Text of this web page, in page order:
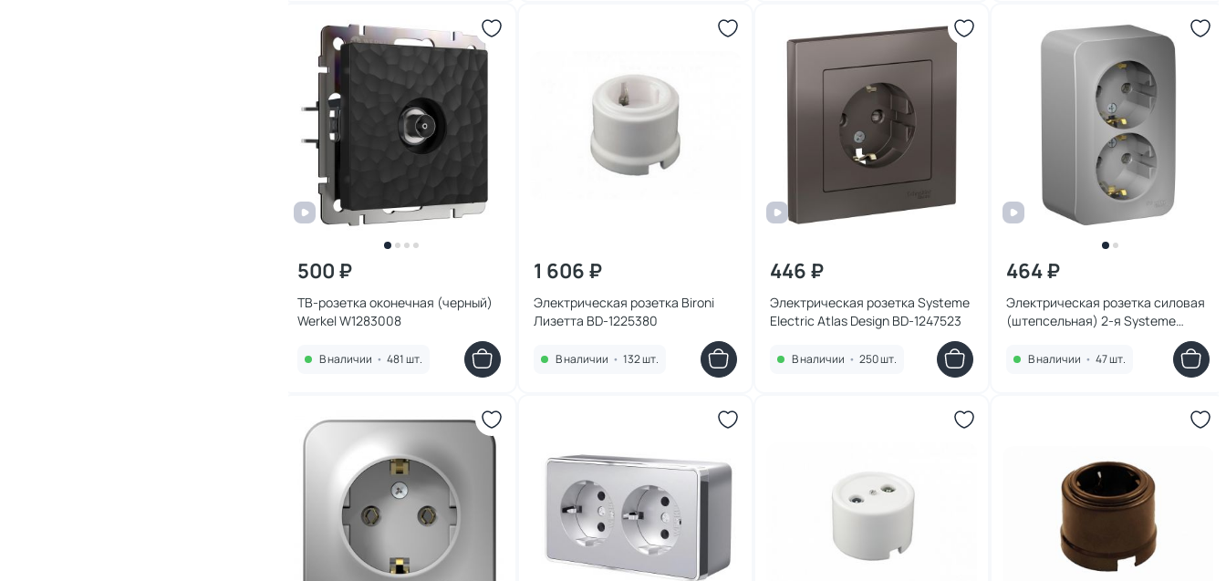
500 ₽
ТВ-розетка оконечная (черный)
Werkel W1283008
В наличии • 481 шт.
1 606 ₽
Электрическая розетка Bironi
Лизетта BD-1225380
В наличии • 132 шт.
446 ₽
Электрическая розетка Systeme
Electric Atlas Design BD-1247523
В наличии • 250 шт.
464 ₽
Электрическая розетка силовая
(штепсельная) 2-я Systeme
В наличии • 47 шт.